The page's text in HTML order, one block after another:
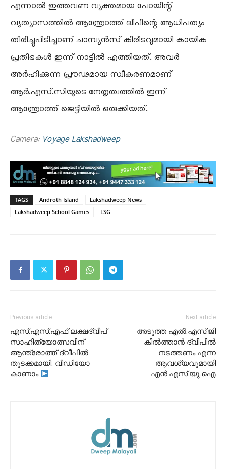
എന്നാൽ ഇത്തവണ വ്യക്തമായ പോയിന്റ്
വ്യത്യാസത്തിൽ ആന്ത്രോത്ത് ദ്വീപിന്റെ ആധിപത്യം
തിരിച്ചുപിടിച്ചാണ് ചാമ്പ്യൻസ് കിരീടവുമായി കായിക
പ്രതിഭകൾ ഇന്ന് നാട്ടിൽ എത്തിയത്. അവർ
അർഹിക്കുന്ന പ്രൗഢമായ സ്വീകരണമാണ്
ആർ.എസ്.സിയുടെ നേതൃത്വത്തിൽ ഇന്ന്
ആന്ത്രോത്ത് ജെട്ടിയിൽ ഒരുക്കിയത്.
Camera: Voyage Lakshadweep
TAGS Androth Island
Lakshadweep News
Lakshadweep School Games
LSG
Previous article
എസ്.എസ്.എഫ് ലക്ഷദ്വീപ്
സാഹിത്യോത്സവിന്
ആന്ത്രോത്ത് ദ്വീപിൽ
തുടക്കമായി. വീഡിയോ
കാണാം
Next article
അടുത്ത എൽ.എസ്.ജി
കിൽത്താൻ ദ്വീപിൽ
നടത്തണം എന്ന
ആവശ്യവുമായി
എൻ.എസ്.യു.ഐ